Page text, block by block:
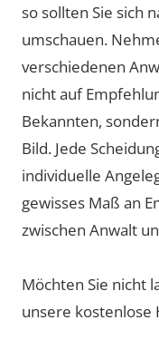
so sollten Sie sich
umschauen.
verschiedenen
nicht auf
Bekannten,
Bild. Jede
individuelle
gewisses Maß an
zwischen Anwalt
Möchten Sie nicht
unsere kostenlose